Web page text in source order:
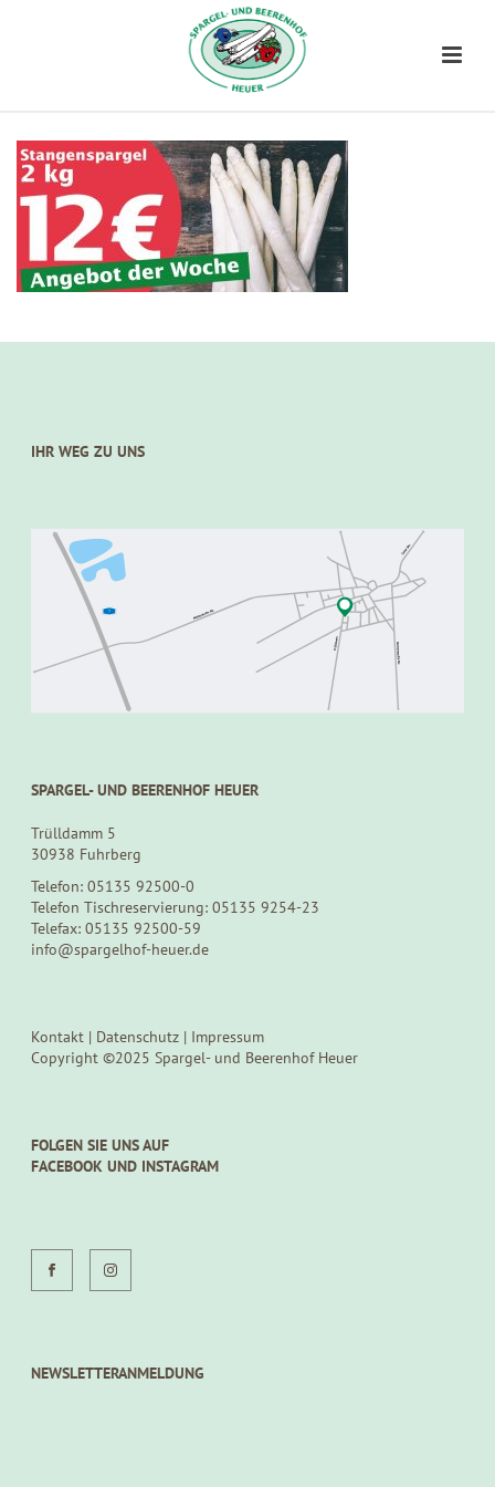
IHR WEG ZU UNS
SPARGEL- UND BEERENHOF HEUER
Trülldamm 5
30938 Fuhrberg
Telefon: 05135 92500-0
Telefon Tischreservierung: 05135 9254-23
Telefax: 05135 92500-59
info@spargelhof-heuer.de
Kontakt | Datenschutz | Impressum
Copyright ©2025 Spargel- und Beerenhof Heuer
FOLGEN SIE UNS AUF
FACEBOOK UND INSTAGRAM
NEWSLETTERANMELDUNG